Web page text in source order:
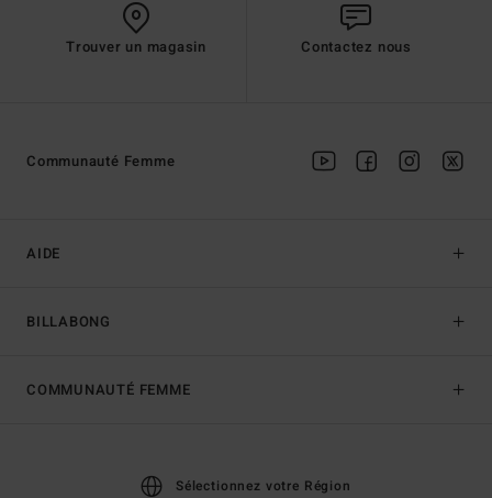
Trouver un magasin Contactez nous
AIDE
BILLABONG
Communauté Femme
COMMUNAUTÉ FEMME
Sélectionnez votre Région